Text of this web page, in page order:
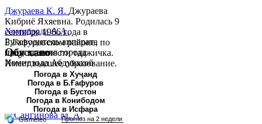
Хомидзода А.А.
Руководитель аппарата
председателя города
Хомидзода Абдувахоб
Абдумаджид родился 8
июня 1978 года в городе
Худжанде. По
национальности...
Джураева К. Я. Джураева
Кибриё Яхяевна. Родилась 9
сентября 1966 года в
Б.Гафуровском районе, по
национальности таджичка.
Имеет высшее образование.
В 1997 ...
Обу хаво
Погода в Хуҷанд
Погода в Б.Ғафуров
Погода в Бустон
Погода в Конибодом
Погода в Исфара